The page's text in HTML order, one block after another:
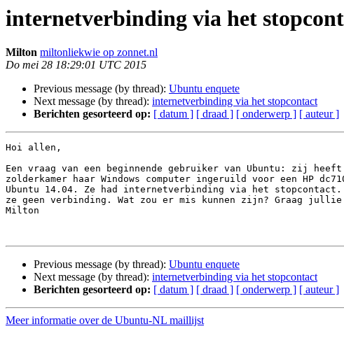
internetverbinding via het
Milton miltonliekwie op zonnet.nl
Do mei 28 18:29:01 UTC 2015
Previous message (by thread): Ubuntu enquete
Next message (by thread): internetverbinding via het stopcontact
Berichten gesorteerd op: [ datum ] [ draad ] [ onderwerp ] [ auteur ]
Hoi allen,
Een vraag van een beginnende gebruiker van Ubuntu: zij
zolderkamer haar Windows computer ingeruild voor een HP
Ubuntu 14.04. Ze had internetverbinding via het
ze geen verbinding. Wat zou er mis kunnen zijn? Graag
Milton
Previous message (by thread): Ubuntu enquete
Next message (by thread): internetverbinding via het stopcontact
Berichten gesorteerd op: [ datum ] [ draad ] [ onderwerp ] [ auteur ]
Meer informatie over de Ubuntu-NL maillijst